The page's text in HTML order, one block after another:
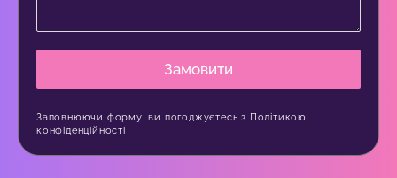
Замовити
Заповнюючи форму, ви погоджуєтесь з Політикою
конфіденційності